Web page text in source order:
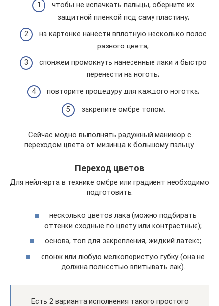
чтобы не испачкать пальцы, оберните их
защитной пленкой под саму пластину;
на картонке нанести вплотную несколько полос
разного цвета;
спонжем промокнуть нанесенные лаки и быстро
перенести на ноготь;
повторите процедуру для каждого ноготка;
закрепите омбре топом.
Сейчас модно выполнять радужный маникюр с
переходом цвета от мизинца к большому пальцу.
Переход цветов
Для нейл-арта в технике омбре или градиент необходимо
подготовить:
несколько цветов лака (можно подбирать
оттенки сходные по цвету или контрастные);
основа, топ для закрепления, жидкий латекс;
спонж или любую мелкопористую губку (она не
должна полностью впитывать лак).
Есть 2 варианта исполнения такого простого